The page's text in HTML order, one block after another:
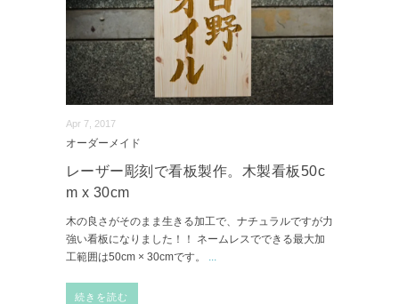
Apr 7, 2017
オーダーメイド
レーザー彫刻で看板製作。木製看板50c
m x 30cm
木の良さがそのまま生きる加工で、ナチュラルですが力
強い看板になりました！！ ネームレスでできる最大加
工範囲は50cm × 30cmです。 ...
続きを読む